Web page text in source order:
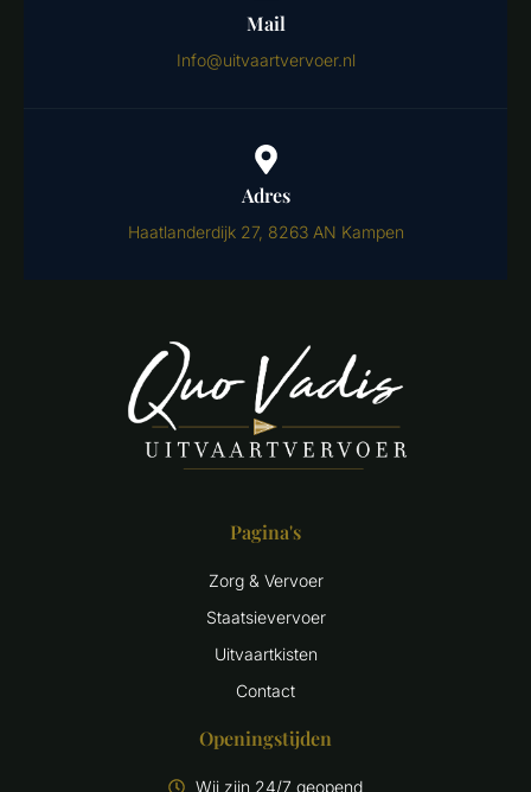
Mail
Info@uitvaartvervoer.nl
Adres
Haatlanderdijk 27, 8263 AN Kampen
Pagina's
Zorg & Vervoer
Staatsievervoer
Uitvaartkisten
Contact
Openingstijden
Wij zijn 24/7 geopend